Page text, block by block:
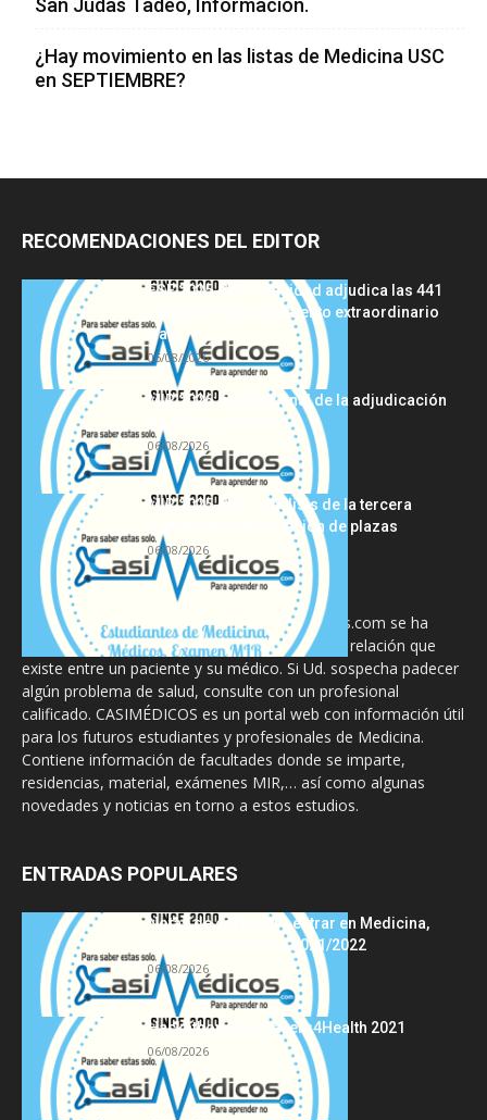
San Judas Tadeo, Información.
¿Hay movimiento en las listas de Medicina USC
en SEPTIEMBRE?
RECOMENDACIONES DEL EDITOR
FSE 2025-2026: Sanidad adjudica las 441
plazas del procedimiento extraordinario
tras...
06/08/2026
MIR 2026: análisis final de la adjudicación
de plazas y claves...
06/08/2026
MIR 2025-2026: análisis de la tercera
semana de adjudicación de plazas
06/08/2026
La información proporcionada en CasiMedicos.com se ha
diseñado para complementar, no substituir, la relación que
existe entre un paciente y su médico. Si Ud. sospecha padecer
algún problema de salud, consulte con un profesional
calificado. CASIMÉDICOS es un portal web con información útil
para los futuros estudiantes y profesionales de Medicina.
Contiene información de facultades donde se imparte,
residencias, material, exámenes MIR,… así como algunas
novedades y noticias en torno a estos estudios.
ENTRADAS POPULARES
Notas de corte para entrar en Medicina,
curso 2022/2023 vs 2021/2022
06/08/2026
Hackathon Innomakers4Health 2021
06/08/2026